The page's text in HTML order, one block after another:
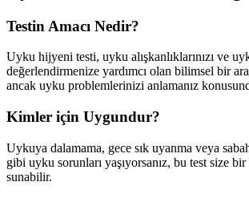
Testin Amacı Nedir?
Uyku hijyeni testi, uyku alışkanlıklarınızı ve
değerlendirmenize yardımcı olan bilimsel bir
ancak uyku problemlerinizi anlamanız
Kimler için Uygundur?
Uykuya dalamama, gece sık uyanma veya
gibi uyku sorunları yaşıyorsanız, bu test size bir
sunabilir.